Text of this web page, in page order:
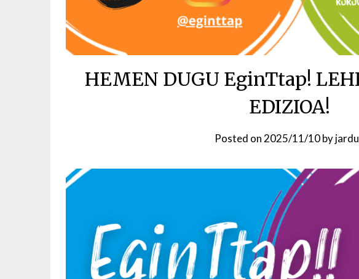
HEMEN DUGU EginTtap!
EDIZIOA!
Posted on2025/11/10by